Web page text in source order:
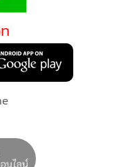
ญกับสภาพอากาศที่
งช่วง ปริมาณเชื้อ
ำให้จำนวนจุดความ
จากความร่วมมือ
เกินมาตรฐาน
านการณ์หมอกควัน